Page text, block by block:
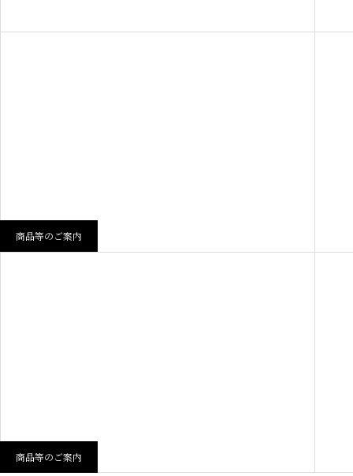
商品等のご案内
商品等のご案内